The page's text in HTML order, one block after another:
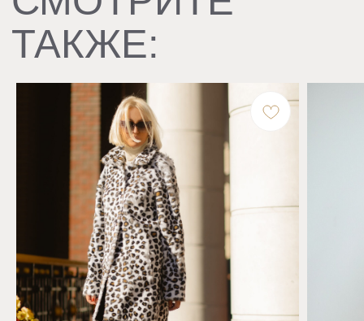
Одежда
VANITY VOICE
Политика конфиденциальности
Договор оферты
Бутик, Москва, ул. Большая Якиманка, 26
info@vanity-voice.ru
РЕКВИЗИТЫ
ООО «Вэнити-Войс Фурс»
ОГРН 1167746127757